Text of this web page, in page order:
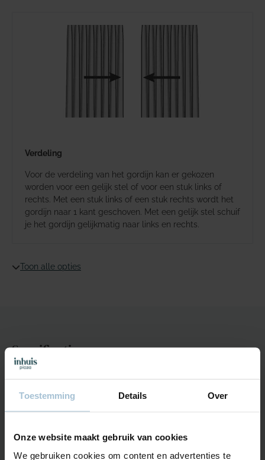
Toestemming Details Over
Onze website maakt gebruik van cookies
We gebruiken cookies om content en advertenties te
Verdeling
Voor de verdeling van het gordijn kan er gekozen
worden voor een gelijk stel of voor een stuk links of
rechts. Met een stuk links of een stuk rechts wordt het
gordijn naar 1 kant geschoven. Met een gelijk stel schuif
je het gordijn gelijkmatig naar links en rechts.
Toon alle opties
Specificaties
Kleuren 8 kleuren